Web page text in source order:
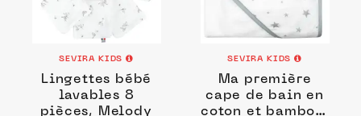
SEVIRA KIDS
Lingettes bébé
lavables 8
pièces, Melody
SEVIRA KIDS
Ma première
cape de bain en
coton et bambou,